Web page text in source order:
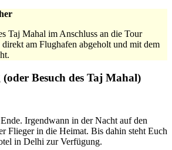
Taj Mahal im Anschluss an die Tour
direkt am Flughafen abgeholt und mit dem
Besuch des Taj Mahal)
Irgendwann in der Nacht auf den
Flieger in die Heimat. Bis dahin steht Euch
in Delhi zur Verfügung.